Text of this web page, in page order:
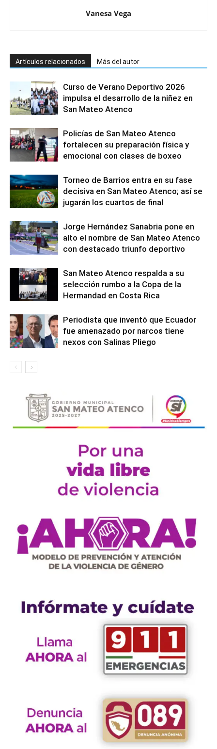
Vanesa Vega
Artículos relacionados Más del autor
Curso de Verano Deportivo 2026
impulsa el desarrollo de la niñez en
San Mateo Atenco
Policías de San Mateo Atenco
fortalecen su preparación física y
emocional con clases de boxeo
Torneo de Barrios entra en su fase
decisiva en San Mateo Atenco; así se
jugarán los cuartos de final
Jorge Hernández Sanabria pone en
alto el nombre de San Mateo Atenco
con destacado triunfo deportivo
San Mateo Atenco respalda a su
selección rumbo a la Copa de la
Hermandad en Costa Rica
Periodista que inventó que Ecuador
fue amenazado por narcos tiene
nexos con Salinas Pliego